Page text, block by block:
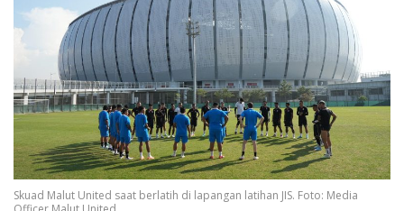
Skuad Malut United saat berlatih di lapangan latihan JIS. Foto: Media